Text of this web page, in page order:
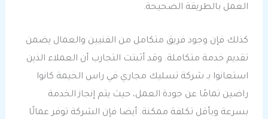
العمل بالطريقة الصحيحة.
كذلك فإن وجود فريق متكامل من الفنيين والعمال يضمن
تقديم خدمة متكاملة. وقد أثبتت التجارب أن العملاء الذين
استعانوا بـ شركة تسليك مجاري في راس الخيمة كانوا
راضين تمامًا عن جودة العمل، حيث يتم إنجاز الخدمة
بسرعة وبأقل تكلفة ممكنة. أيضا فإن الشركة توفر عمالًا